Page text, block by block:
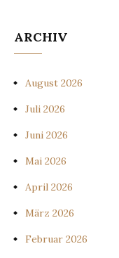
ARCHIV
August 2026
Juli 2026
Juni 2026
Mai 2026
April 2026
März 2026
Februar 2026